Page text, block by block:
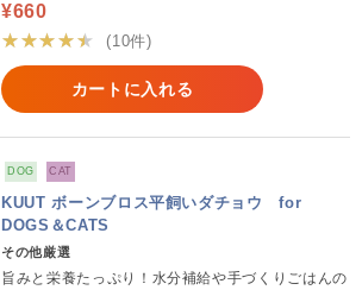
¥660
★★★★★
(10件)
カートに入れる
DOG CAT
KUUT ボーンブロス平飼いダチョウ for
DOGS＆CATS
その他厳選
旨みと栄養たっぷり！水分補給や手づくりごはんの